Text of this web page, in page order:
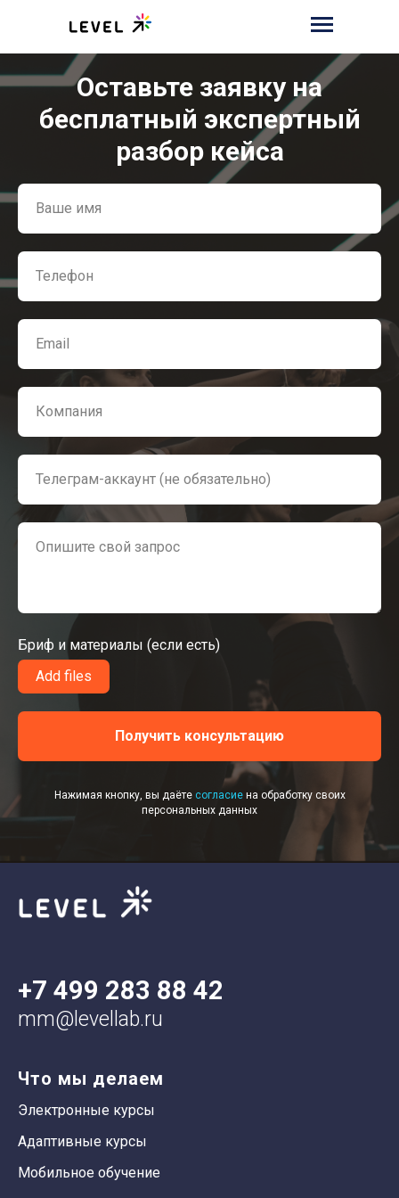
Оставьте заявку на
бесплатный экспертный
разбор кейса
Ваше имя
Телефон
Email
Компания
Телеграм-аккаунт (не обязательно)
Опишите свой запрос
Бриф и материалы (если есть)
Add files
Получить консультацию
Нажимая кнопку, вы даёте согласиена обработку своих
персональных данных
Что мы делаем
Электронные курсы
Адаптивные курсы
Мобильное обучение
mm@levellab.ru
+7 499 283 88 42